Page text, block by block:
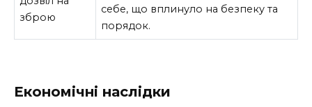
зброю
себе, що вплинуло на безпеку та
порядок.
Економічні наслідки